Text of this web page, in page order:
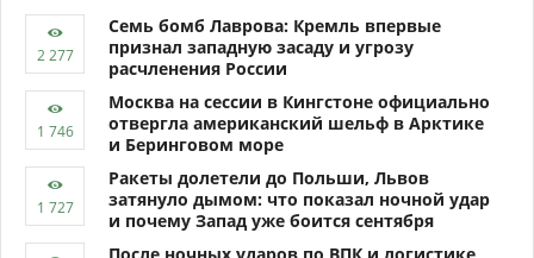
Семь бомб Лаврова: Кремль впервые
признал западную засаду и угрозу
расчленения России
Москва на сессии в Кингстоне официально
отвергла американский шельф в Арктике
и Беринговом море
Ракеты долетели до Польши, Львов
затянуло дымом: что показал ночной удар
и почему Запад уже боится сентября